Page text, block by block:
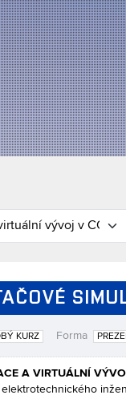
KURZ Forma
A VIRTUÁLNÍ